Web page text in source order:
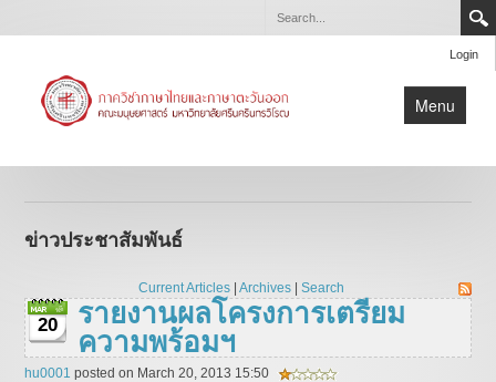
Login
Menu
หน้าแรก
ข่าวประชาสัมพันธ์
เกี่ยวกับภาควิชา
ปริญญานิพนธ์/สารนิพนธ์
บุคลากร
ข่าวประชาสัมพันธ์
Current Articles | Archives | Search
20
รายงานผลโครงการเตรียม
ความพร้อมฯ
hu0001 posted on March 20, 2013 15:50